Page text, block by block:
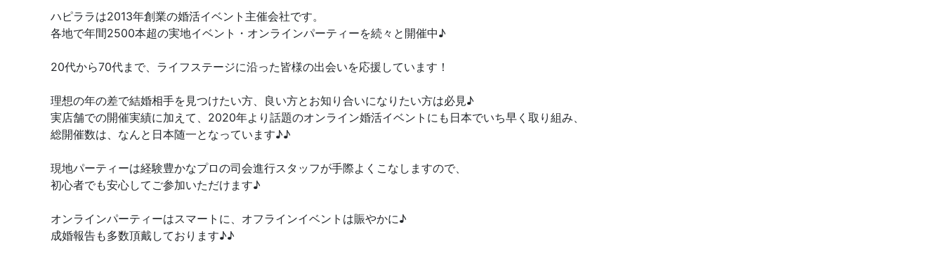
ハピララは2013年創業の婚活イベント主催会社です。
各地で年間2500本超の実地イベント・オンラインパーティーを続々と開催中♪
20代から70代まで、ライフステージに沿った皆様の出会いを応援しています！
理想の年の差で結婚相手を見つけたい方、良い方とお知り合いになりたい方は必見♪
実店舗での開催実績に加えて、2020年より話題のオンライン婚活イベントにも日本でいち早く取り組み、
総開催数は、なんと日本随一となっています♪♪
現地パーティーは経験豊かなプロの司会進行スタッフが手際よくこなしますので、
初心者でも安心してご参加いただけます♪
オンラインパーティーはスマートに、オフラインイベントは賑やかに♪
成婚報告も多数頂戴しております♪♪